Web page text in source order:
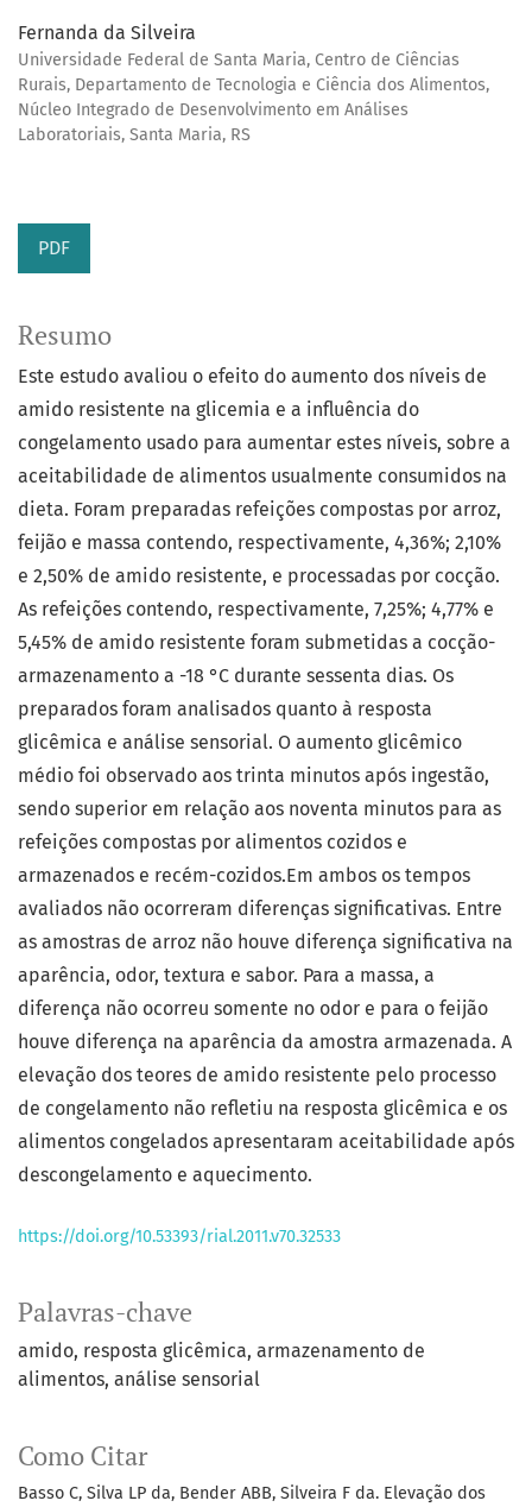
Fernanda da Silveira
Universidade Federal de Santa Maria, Centro de Ciências
Rurais, Departamento de Tecnologia e Ciência dos Alimentos,
Núcleo Integrado de Desenvolvimento em Análises
Laboratoriais, Santa Maria, RS
PDF
Palavras-chave
amido resposta glicêmica armazenamento de
alimentos análise sensorial
Como Citar
Basso C, Silva LP da, Bender ABB, Silveira F da. Elevação dos
Resumo
Este estudo avaliou o efeito do aumento dos níveis de
amido resistente na glicemia e a influência do
congelamento usado para aumentar estes níveis, sobre a
aceitabilidade de alimentos usualmente consumidos na
dieta. Foram preparadas refeições compostas por arroz,
feijão e massa contendo, respectivamente, 4,36%; 2,10%
e 2,50% de amido resistente, e processadas por cocção.
As refeições contendo, respectivamente, 7,25%; 4,77% e
5,45% de amido resistente foram submetidas a cocção-
armazenamento a -18 °C durante sessenta dias. Os
preparados foram analisados quanto à resposta
glicêmica e análise sensorial. O aumento glicêmico
médio foi observado aos trinta minutos após ingestão,
sendo superior em relação aos noventa minutos para as
refeições compostas por alimentos cozidos e
armazenados e recém-cozidos.Em ambos os tempos
avaliados não ocorreram diferenças significativas. Entre
as amostras de arroz não houve diferença significativa na
aparência, odor, textura e sabor. Para a massa, a
diferença não ocorreu somente no odor e para o feijão
houve diferença na aparência da amostra armazenada. A
elevação dos teores de amido resistente pelo processo
de congelamento não refletiu na resposta glicêmica e os
alimentos congelados apresentaram aceitabilidade após
descongelamento e aquecimento.
https://doi.org/10.53393/rial.2011.v70.32533